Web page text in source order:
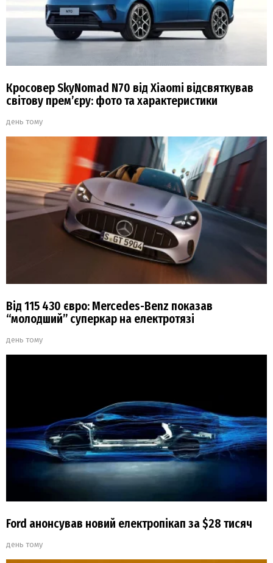
Кросовер SkyNomad N70 від Xiaomi відсвяткував
світову прем’єру: фото та характеристики
день тому
Від 115 430 євро: Mercedes-Benz показав
“молодший” суперкар на електротязі
день тому
Ford анонсував новий електропікап за $28 тисяч
день тому